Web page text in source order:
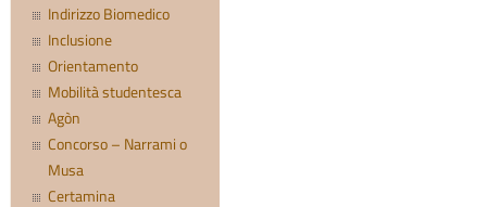
Indirizzo Biomedico
Inclusione
Orientamento
Mobilità studentesca
Agòn
Concorso – Narrami o
Musa
Certamina